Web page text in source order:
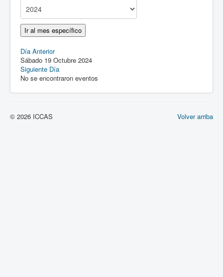
Ir al mes específico
Día Anterior
Sábado 19 Octubre 2024
Siguiente Día
No se encontraron eventos
Volver arriba
© 2026 ICCAS